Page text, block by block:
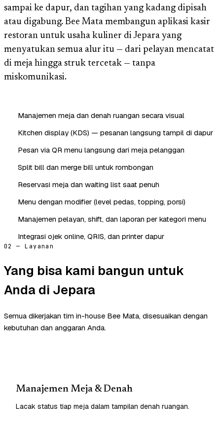
sampai ke dapur, dan tagihan yang kadang dipisah
atau digabung. Bee Mata membangun aplikasi kasir
restoran untuk usaha kuliner di Jepara yang
menyatukan semua alur itu — dari pelayan mencatat
di meja hingga struk tercetak — tanpa
miskomunikasi.
Manajemen meja dan denah ruangan secara visual
Kitchen display (KDS) — pesanan langsung tampil di dapur
Pesan via QR menu langsung dari meja pelanggan
Split bill dan merge bill untuk rombongan
Reservasi meja dan waiting list saat penuh
Menu dengan modifier (level pedas, topping, porsi)
Manajemen pelayan, shift, dan laporan per kategori menu
Integrasi ojek online, QRIS, dan printer dapur
02 — Layanan
Yang bisa kami bangun untuk
Anda di Jepara
Semua dikerjakan tim in-house Bee Mata, disesuaikan dengan
kebutuhan dan anggaran Anda.
Manajemen Meja & Denah
Lacak status tiap meja dalam tampilan denah ruangan.